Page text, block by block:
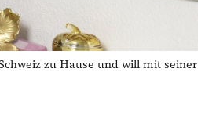
zu Hause und will mit seiner